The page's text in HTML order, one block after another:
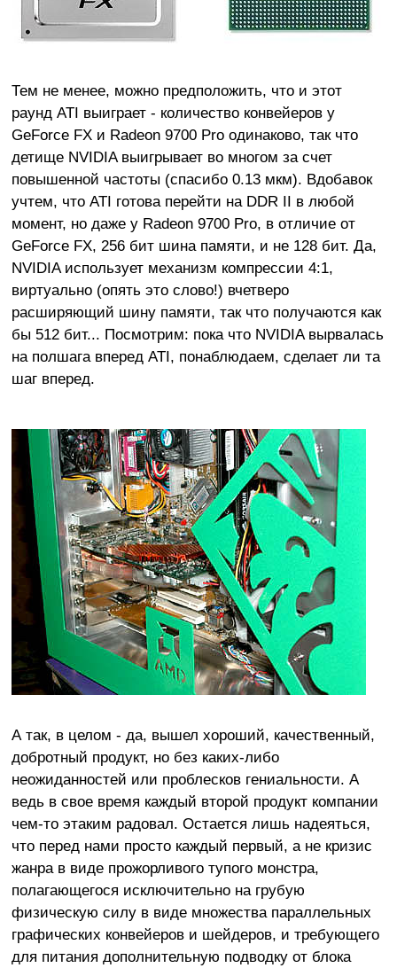
Тем не менее, можно предположить, что и этот
раунд ATI выиграет - количество конвейеров у
GeForce FX и Radeon 9700 Pro одинаково, так что
детище NVIDIA выигрывает во многом за счет
повышенной частоты (спасибо 0.13 мкм). Вдобавок
учтем, что ATI готова перейти на DDR II в любой
момент, но даже у Radeon 9700 Pro, в отличие от
GeForce FX, 256 бит шина памяти, и не 128 бит. Да,
NVIDIA использует механизм компрессии 4:1,
виртуально (опять это слово!) вчетверо
расширяющий шину памяти, так что получаются как
бы 512 бит... Посмотрим: пока что NVIDIA вырвалась
на полшага вперед ATI, понаблюдаем, сделает ли та
шаг вперед.
А так, в целом - да, вышел хороший, качественный,
добротный продукт, но без каких-либо
неожиданностей или проблесков гениальности. А
ведь в свое время каждый второй продукт компании
чем-то этаким радовал. Остается лишь надеяться,
что перед нами просто каждый первый, а не кризис
жанра в виде прожорливого тупого монстра,
полагающегося исключительно на грубую
физическую силу в виде множества параллельных
графических конвейеров и шейдеров, и требующего
для питания дополнительную подводку от блока